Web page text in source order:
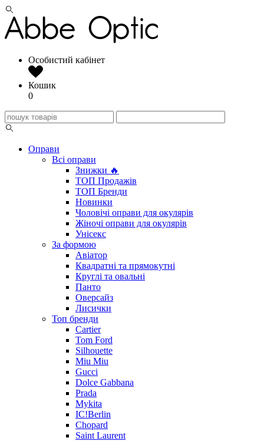
Особистий кабінет
Кошик
0
Оправи
Всі оправи
Знижки 🔥
ТОП Продажів
ТОП Бренди
Новинки
Чоловічі оправи для окулярів
Жіночі оправи для окулярів
Унісекс
За формою
Авіатор
Квадратні та прямокутні
Круглі та овальні
Панто
Оверсайз
Лисички
Топ бренди
Cartier
Tom Ford
Silhouette
Miu Miu
Gucci
Dolce Gabbana
Prada
Mykita
IC!Berlin
Chopard
Saint Laurent